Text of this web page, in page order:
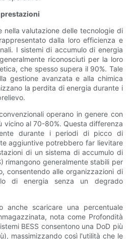
nella valutazione delle tecnologie di
dalla loro efficienza e
I sistemi di accumulo di energia
riconosciuti per la loro
che spesso supera il 90%. Tale
gestione avanzata e alla chimica
la perdita di energia durante i
operano in genere con
vicino al 70-80%. Questa differenza
durante i periodi di picco di
aggiuntive potrebbero far lievitare
di un sistema di accumulo di
rimangono generalmente stabili per
consentendo alle organizzazioni di
di energia senza un degrado
anche scaricare una percentuale
nota come Profondità
BESS consentono una DoD più
massimizzando così l'utilità che le